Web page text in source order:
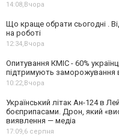
14:08,Вчора
Що краще обрати сьогодні .
на роботі
12:34,Вчора
Опитування КМІС - 60%
підтримують заморожування
10:22,Вчора
Український літак Ан-124 в
боєприпасами. Дрон, який
виявлення — медіа
17:09,6 серпня